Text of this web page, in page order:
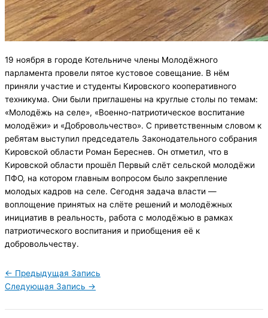
19 ноября в городе Котельниче члены Молодёжного
парламента провели пятое кустовое совещание. В нём
приняли участие и студенты Кировского кооперативного
техникума. Они были приглашены на круглые столы по темам:
«Молодёжь на селе», «Военно-патриотическое воспитание
молодёжи» и «Добровольчество». С приветственным словом к
ребятам выступил председатель Законодательного собрания
Кировской области Роман Береснев. Он отметил, что в
Кировской области прошёл Первый слёт сельской молодёжи
ПФО, на котором главным вопросом было закрепление
молодых кадров на селе. Сегодня задача власти —
воплощение принятых на слёте решений и молодёжных
инициатив в реальность, работа с молодёжью в рамках
патриотического воспитания и приобщения её к
добровольчеству.
← Предыдущая Запись
Следующая Запись →